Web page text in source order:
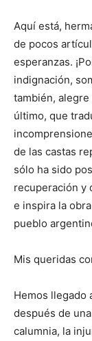
Aquí está,
de pocos
esperanzas.
indignación,
también,
último, que
de las castas
sólo ha sido
recuperación y
e inspira la
pueblo
Mis queridas
Hemos llegado
después de
calumnia, la